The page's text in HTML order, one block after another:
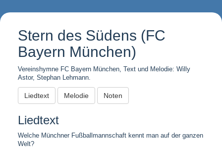
Stern des Südens (FC
Bayern München)
Vereinshymne FC Bayern München, Text und Melodie: Willy
Astor, Stephan Lehmann.
Liedtext Melodie Noten
Liedtext
Welche Münchner Fußballmannschaft kennt man auf der ganzen
Welt?